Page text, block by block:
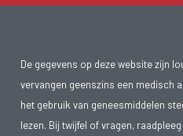
De gegevens op deze website zijn
vervangen geenszins een medisch
het gebruik van geneesmiddelen
lezen. Bij twijfel of vragen,